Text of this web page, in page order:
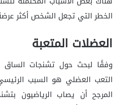
الخطر التي تجعل الشخص أكثر
العضلات المتعبة
وفقًا لبحث حول تشنجات الساق
التعب العضلي هو السبب
المرجح أن يصاب الرياضيون